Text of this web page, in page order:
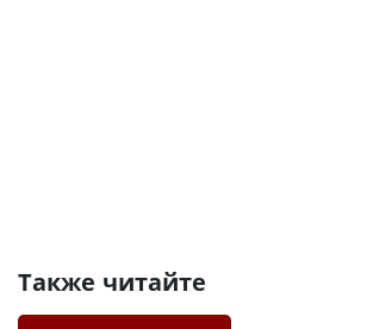
Также читайте